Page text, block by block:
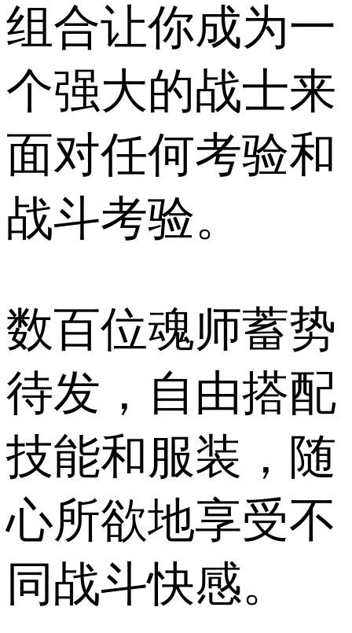
组合让你成为一
个强大的战士来
面对任何考验和
战斗考验。
数百位魂师蓄势
待发，自由搭配
技能和服装，随
心所欲地享受不
同战斗快感。